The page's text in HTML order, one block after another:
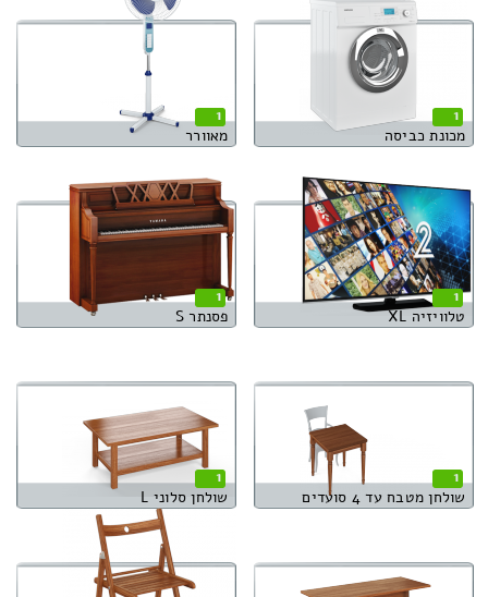
1
מכונת כביסה
1
מאוורר
1
טלוויזיה XL
1
פסנתר S
1
שולחן מטבח עד 4 סועדים
1
שולחן סלוני L